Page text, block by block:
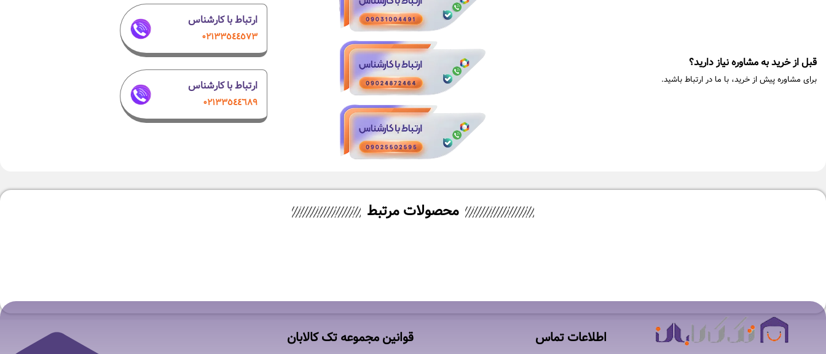
قبل از خرید به مشاوره نیاز دارید؟
برای مشاوره پیش از خرید، با ما در ارتباط باشید.
ارتباط با کارشناس
۰٢١٣٣٥٤٤٥٧٣
ارتباط با کارشناس
۰۲۱٣٣٥٤٤٦٨٩
محصولات مرتبط
اطلاعات تماس قوانین مجموعه تک کالابان